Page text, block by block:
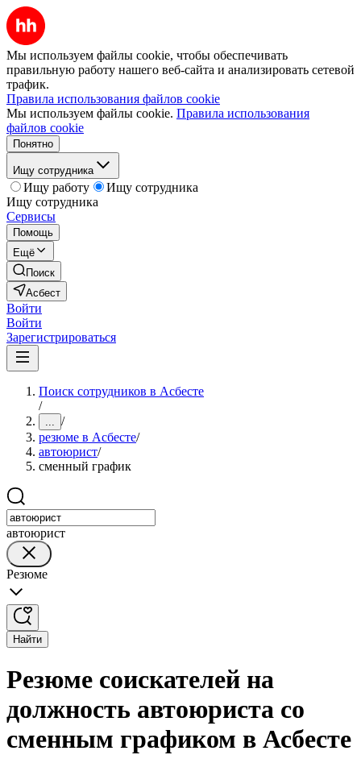
Мы используем файлы cookie, чтобы обеспечивать
правильную работу нашего веб-сайта и анализировать сетевой
трафик.
Правила использования файлов cookie
Мы используем файлы cookie. Правила использования
файлов cookie
Понятно
Ищу сотрудника
Ищу работу
Ищу сотрудника
Ищу сотрудника
Сервисы
Помощь
Ещё
Поиск
Асбест
Войти
Войти
Зарегистрироваться
Поиск сотрудников в Асбесте
/
... /
резюме в Асбесте/
автоюрист/
сменный график
автоюрист
Резюме
Найти
Резюме соискателей на
должность автоюриста со
сменным графиком в Асбесте